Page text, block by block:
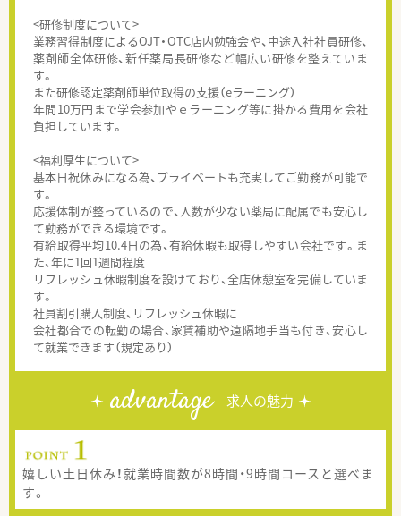
<研修制度について>
業務習得制度によるOJT・OTC店内勉強会や、中途入社社員研修、
薬剤師全体研修、新任薬局長研修など幅広い研修を整えていま
す。
また研修認定薬剤師単位取得の支援（eラーニング）
年間10万円まで学会参加やｅラーニング等に掛かる費用を会社
負担しています。
<福利厚生について>
基本日祝休みになる為、プライベートも充実してご勤務が可能で
す。
応援体制が整っているので、人数が少ない薬局に配属でも安心し
て勤務ができる環境です。
有給取得平均10.4日の為、有給休暇も取得しやすい会社です。ま
た、年に1回1週間程度
リフレッシュ休暇制度を設けており、全店休憩室を完備していま
す。
社員割引購入制度、リフレッシュ休暇に
会社都合での転勤の場合、家賃補助や遠隔地手当も付き、安心し
て就業できます（規定あり）
advantage 求人の魅力
嬉しい土日休み！就業時間数が8時間・9時間コースと選べま
す。